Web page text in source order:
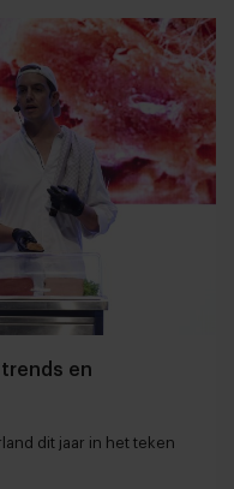
en
dit jaar in het teken